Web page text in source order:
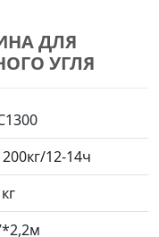
ДЛЯ
УГЛЯ
12-14ч